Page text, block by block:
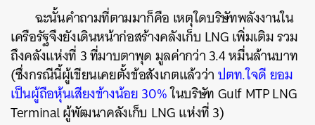
ฉะนั้นคำถามที่ตามมาก็คือ เหตุใดบริษัทพลังงานใน
เครือรัฐจึงยังเดินหน้าก่อสร้างคลังเก็บ LNG เพิ่มเติม รวม
ถึงคลังแห่งที่ 3 ที่มาบตาพุด มูลค่ากว่า 3.4 หมื่นล้านบาท
(ซึ่งกรณีนี้ผู้เขียนเคยตั้งข้อสังเกตแล้วว่าปตท.ใจดี ยอม
เป็นผู้ถือหุ้นเสียงข้างน้อย 30%ในบริษัท Gulf MTP LNG
Terminal ผู้พัฒนาคลังเก็บ LNG แห่งที่ 3)